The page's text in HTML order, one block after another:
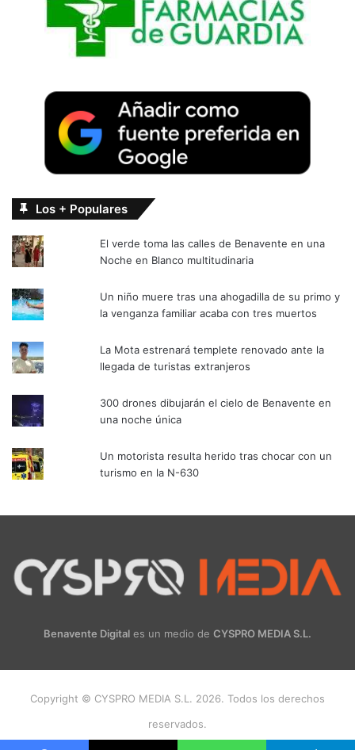
Los + Populares
El verde toma las calles de Benavente en una
Noche en Blanco multitudinaria
Un niño muere tras una ahogadilla de su primo y
la venganza familiar acaba con tres muertos
La Mota estrenará templete renovado ante la
llegada de turistas extranjeros
300 drones dibujarán el cielo de Benavente en
una noche única
Un motorista resulta herido tras chocar con un
turismo en la N-630
Benavente Digital es un medio de CYSPRO MEDIA S.L.
Copyright © CYSPRO MEDIA S.L. 2026. Todos los derechos
reservados.